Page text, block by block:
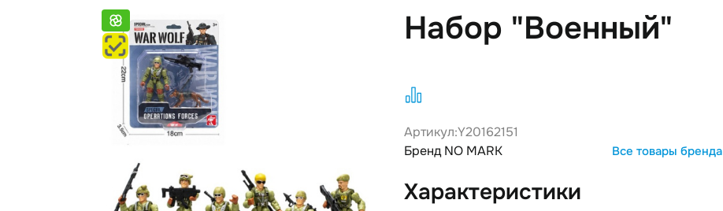
Набор "Военный"
Артикул:Y20162151
Бренд NO MARK
Все товары бренда
Характеристики